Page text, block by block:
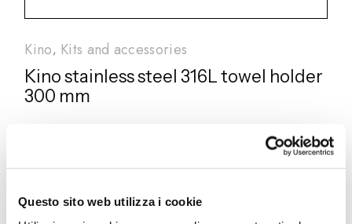
Questo sito web utilizza i cookie
Kino Kits and accessories
Kino stainless steel 316L towel holder
300 mm